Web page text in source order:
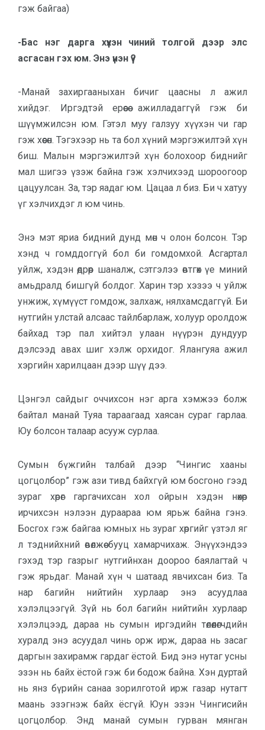
гэж байгаа)
-Бас нэг дарга хүүхэн чиний толгой дээр элс
асгасан гэх юм. Энэ үнэн үү?
-Манай захиргааныхан бичиг цаасны л ажил
хийдэг. Иргэдтэй ерөөсөө ажилладаггүй гэж би
шүүмжилсэн юм. Гэтэл муу галзуу хүүхэн чи гар
гэж хөөсөн. Тэгэхээр нь та бол хүний мэргэжилтэй хүн
биш. Малын мэргэжилтэй хүн болохоор биднийг
мал шигээ үзэж байна гэж хэлчихээд шороогоор
цацуулсан. За, тэр яадаг юм. Цацаа л биз. Би ч хатуу
үг хэлчихдэг л юм чинь.
Энэ мэт яриа бидний дунд мөн ч олон болсон. Тэр
хэнд ч гомддоггүй бол би гомдомхой. Асгартал
уйлж, хэдэн өдрөөр шаналж, сэтгэлээ өвтгөх үе миний
амьдралд бишгүй болдог. Харин тэр хэзээ ч уйлж
унжиж, хүмүүст гомдож, залхаж, нялхамсдаггүй. Би
нутгийн улстай алсаас тайлбарлаж, холуур оролдож
байхад тэр пал хийтэл улаан нүүрэн дундуур
дэлсээд авах шиг хэлж орхидог. Ялангуяа ажил
хэргийн харилцаан дээр шүү дээ.
Цэнгэл сайдыг оччихсон нэг арга хэмжээ болж
байтал манай Туяа тараагаад хаясан сураг гарлаа.
Юу болсон талаар асууж сурлаа.
Сумын бүжгийн талбай дээр “Чингис хааны
цогцолбор” гэж ази тивд байхгүй юм босгоно гээд
зураг хөрөг гаргачихсан хол ойрын хэдэн нөхөр
ирчихсэн нэлээн дураараа юм ярьж байна гэнэ.
Босгох гэж байгаа юмных нь зураг хөргийг үзтэл яг
л тэднийхний өвөлжөө бууц хамарчихаж. Энүүхэндээ
гэхэд тэр газрыг нутгийнхан доороо баялагтай ч
гэж ярьдаг. Манай хүн ч шатаад явчихсан биз. Та
нар багийн нийтийн хурлаар энэ асуудлаа
хэлэлцээгүй. Зүй нь бол багийн нийтийн хурлаар
хэлэлцээд, дараа нь сумын иргэдийн төлөөлөгчдийн
хуралд энэ асуудал чинь орж ирж, дараа нь засаг
даргын захирамж гардаг ёстой. Бид энэ нутаг усны
эзэн нь байх ёстой гэж би бодож байна. Хэн дуртай
нь янз бүрийн санаа зорилготой ирж газар нутагт
маань эзэгнэж байх ёсгүй. Юун эзэн Чингисийн
цогцолбор. Энд манай сумын гурван мянган